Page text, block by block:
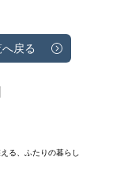
戻る
る、ふたりの暮らし